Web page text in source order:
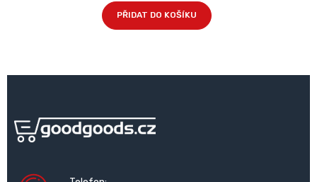
PŘIDAT DO KOŠÍKU